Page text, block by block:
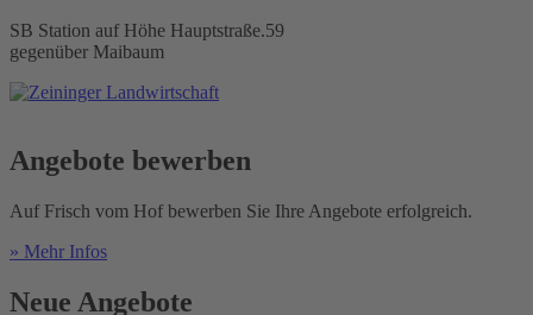
SB Station auf Höhe Hauptstraße.59
gegenüber Maibaum
Angebote bewerben
Auf Frisch vom Hof bewerben Sie Ihre Angebote erfolgreich.
» Mehr Infos
Neue Angebote